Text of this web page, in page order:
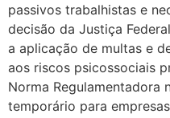
passivos trabalhistas e
decisão da Justiça
a aplicação de multas e
aos riscos psicossociais
Norma Regulamentadora
temporário para